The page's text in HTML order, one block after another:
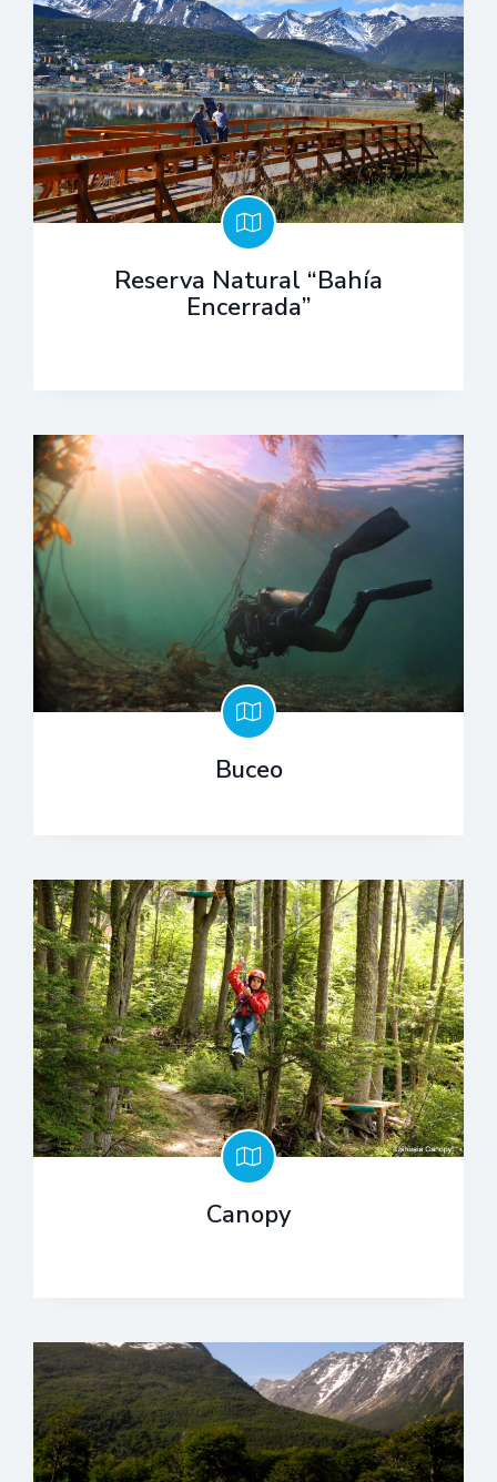
Reserva Natural “Bahía
Encerrada”
Buceo
Canopy